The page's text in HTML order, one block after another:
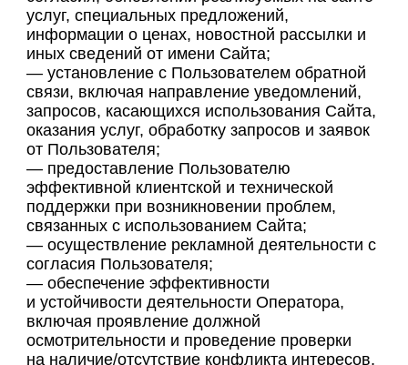
услуг, специальных предложений,
информации о ценах, новостной рассылки и
иных сведений от имени Сайта;
— установление с Пользователем обратной
связи, включая направление уведомлений,
запросов, касающихся использования Сайта,
оказания услуг, обработку запросов и заявок
от Пользователя;
— предоставление Пользователю
эффективной клиентской и технической
поддержки при возникновении проблем,
связанных с использованием Сайта;
— осуществление рекламной деятельности с
согласия Пользователя;
— обеспечение эффективности
и устойчивости деятельности Оператора,
включая проявление должной
осмотрительности и проведение проверки
на наличие/отсутствие конфликта интересов,